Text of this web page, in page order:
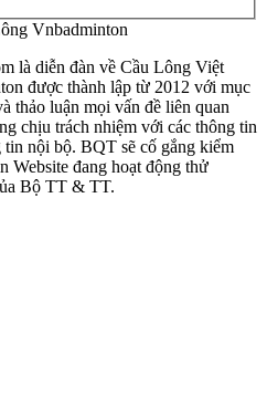
Vnbadminton
là diễn đàn về Cầu Lông Việt
được thành lập từ 2012 với mục
thảo luận mọi vấn đề liên quan
chịu trách nhiệm với các thông tin
nội bộ. BQT sẽ cố gắng kiểm
Website đang hoạt động thử
Bộ TT & TT.